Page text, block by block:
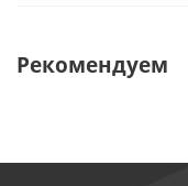
Рекомендуем